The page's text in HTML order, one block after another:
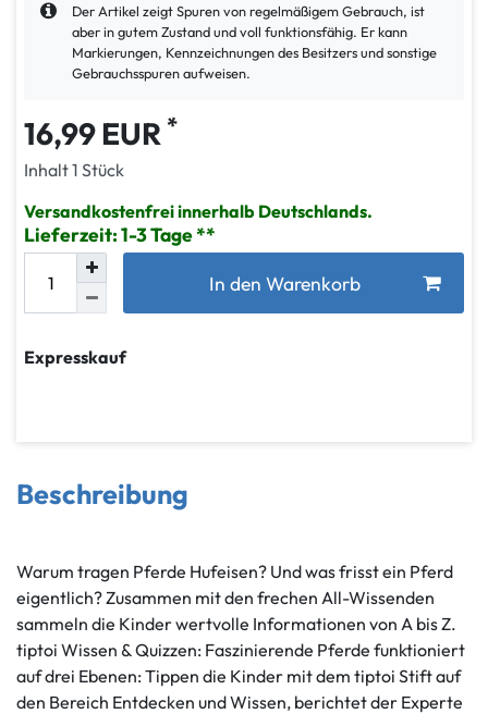
Der Artikel zeigt Spuren von regelmäßigem Gebrauch, ist
aber in gutem Zustand und voll funktionsfähig. Er kann
Markierungen, Kennzeichnungen des Besitzers und sonstige
Gebrauchsspuren aufweisen.
16,99 EUR *
Inhalt1 Stück
Versandkostenfrei innerhalb Deutschlands.
Lieferzeit: 1-3 Tage
In den Warenkorb
Expresskauf
Beschreibung
Warum tragen Pferde Hufeisen? Und was frisst ein Pferd
eigentlich? Zusammen mit den frechen All-Wissenden
sammeln die Kinder wertvolle Informationen von A bis Z.
tiptoi Wissen & Quizzen: Faszinierende Pferde funktioniert
auf drei Ebenen: Tippen die Kinder mit dem tiptoi Stift auf
den Bereich Entdecken und Wissen, berichtet der Experte